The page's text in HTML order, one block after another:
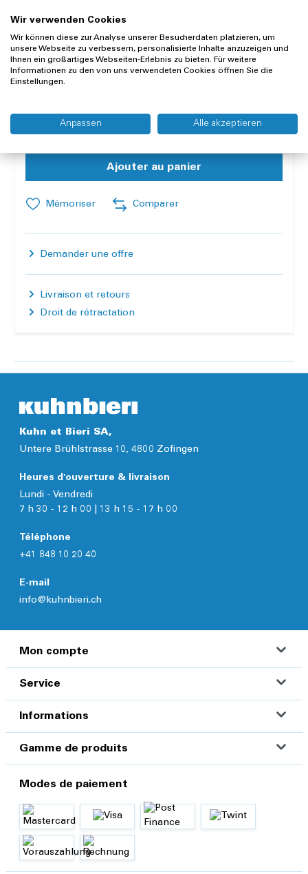
630.00 CHF plus 8.1 % TVA
Frais d'envoi en sus
Date de livraison prévue : me 26 août 2026
Quantité
Ajouter au panier
Mémoriser Comparer
Demander une offre
Livraison et retours
Droit de rétractation
Kuhn et Bieri SA,
Untere Brühlstrasse 10, 4800 Zofingen
Heures d'ouverture & livraison
Lundi - Vendredi
7 h 30 - 12 h 00 | 13 h 15 - 17 h 00
Téléphone
+41 848 10 20 40
E-mail
info@kuhnbieri.ch
Mon compte
Service
Informations
Gamme de produits
Modes de paiement
Wir verwenden Cookies
Wir können diese zur Analyse unserer Besucherdaten platzieren, um
unsere Webseite zu verbessern, personalisierte Inhalte anzuzeigen und
Ihnen ein großartiges Webseiten-Erlebnis zu bieten. Für weitere
Informationen zu den von uns verwendeten Cookies öffnen Sie die
Einstellungen.
Anpassen Alle akzeptieren